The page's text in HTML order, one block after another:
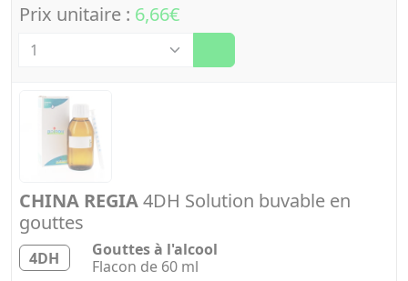
Prix unitaire : 6,66€
CHINA REGIA4DH Solution buvable en
gouttes
4DH
Gouttes à l'alcool
Flacon de 60 ml